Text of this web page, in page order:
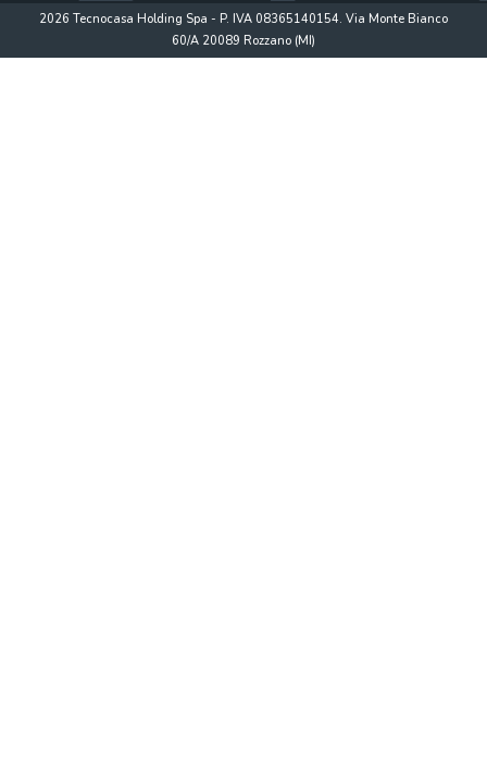
2026 Tecnocasa Holding Spa - P. IVA 08365140154. Via Monte Bianco
60/A 20089 Rozzano (MI)